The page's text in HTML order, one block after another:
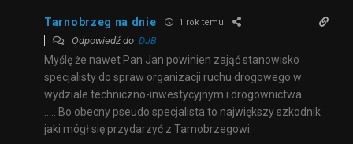
Tarnobrzeg na dnie 1 rok temu
Odpowiedź do DJB
Myślę że nawet Pan Jan powinien zająć stanowisko
specjalisty do spraw organizacji ruchu drogowego w
wydziale techniczno-inwestycyjnym i drogownictwa
….. Bo obecny pseudo specjalista to największy szkodnik
jaki mógł się przydarzyć z Tarnobrzegowi.